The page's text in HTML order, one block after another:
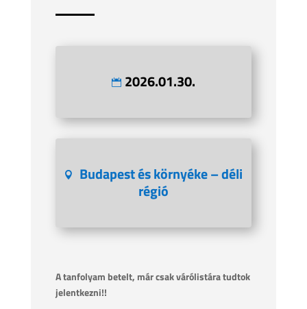
2026.01.30.
Budapest és környéke – déli
régió
A tanfolyam betelt, már csak várólistára tudtok
jelentkezni!!